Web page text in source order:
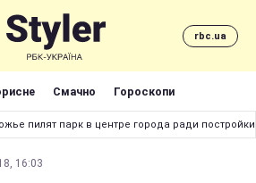
rbc.ua
Смачно Гороскопи
пилят парк в центре города ради
16:03